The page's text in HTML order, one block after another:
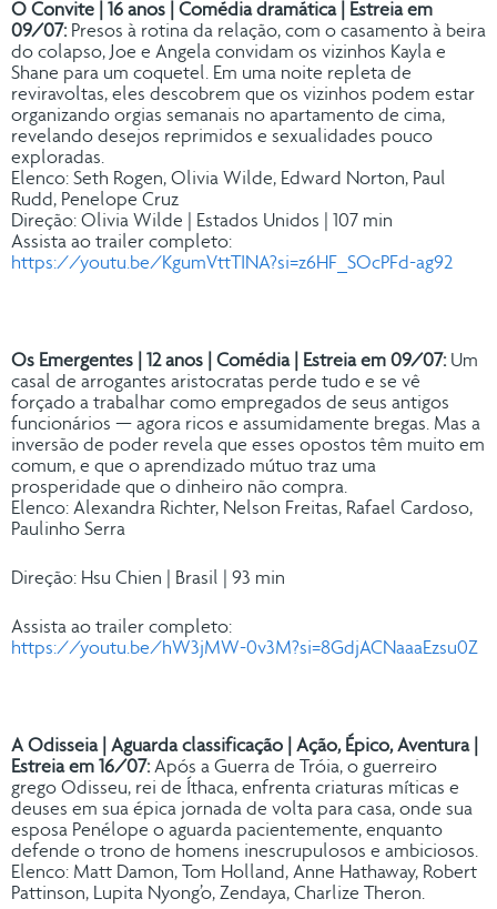
O Convite | 16 anos | Comédia dramática | Estreia em
09/07: Presos à rotina da relação, com o casamento à beira
do colapso, Joe e Angela convidam os vizinhos Kayla e
Shane para um coquetel. Em uma noite repleta de
reviravoltas, eles descobrem que os vizinhos podem estar
organizando orgias semanais no apartamento de cima,
revelando desejos reprimidos e sexualidades pouco
exploradas.
Elenco: Seth Rogen, Olivia Wilde, Edward Norton, Paul
Rudd, Penelope Cruz
Direção: Olivia Wilde | Estados Unidos | 107 min
Assista ao trailer completo:
https://youtu.be/KgumVttTINA?si=z6HF_SOcPFd-ag92
Os Emergentes | 12 anos | Comédia | Estreia em 09/07: Um
casal de arrogantes aristocratas perde tudo e se vê
forçado a trabalhar como empregados de seus antigos
funcionários — agora ricos e assumidamente bregas. Mas a
inversão de poder revela que esses opostos têm muito em
comum, e que o aprendizado mútuo traz uma
prosperidade que o dinheiro não compra.
Elenco: Alexandra Richter, Nelson Freitas, Rafael Cardoso,
Paulinho Serra
Direção: Hsu Chien | Brasil | 93 min
Assista ao trailer completo:
https://youtu.be/hW3jMW-0v3M?si=8GdjACNaaaEzsu0Z
A Odisseia | Aguarda classificação | Ação, Épico, Aventura |
Estreia em 16/07: Após a Guerra de Tróia, o guerreiro
grego Odisseu, rei de Íthaca, enfrenta criaturas míticas e
deuses em sua épica jornada de volta para casa, onde sua
esposa Penélope o aguarda pacientemente, enquanto
defende o trono de homens inescrupulosos e ambiciosos.
Elenco: Matt Damon, Tom Holland, Anne Hathaway, Robert
Pattinson, Lupita Nyong’o, Zendaya, Charlize Theron.